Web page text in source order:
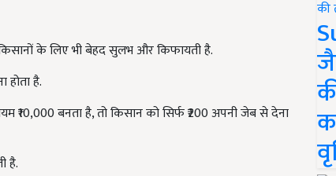
के लिए भी बेहद सुलभ और किफायती है.
है.
बनता है, तो किसान को सिर्फ ₹200 अपनी जेब से देना
है.